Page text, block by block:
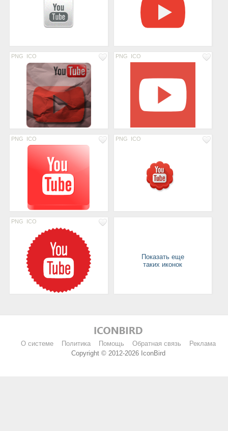
PNG ICO PNG ICO
PNG ICO PNG ICO
PNG ICO
Показать еще
таких иконок
О системе Политика Помощь Обратная связь
Реклама
Copyright © 2012-2026 IconBird